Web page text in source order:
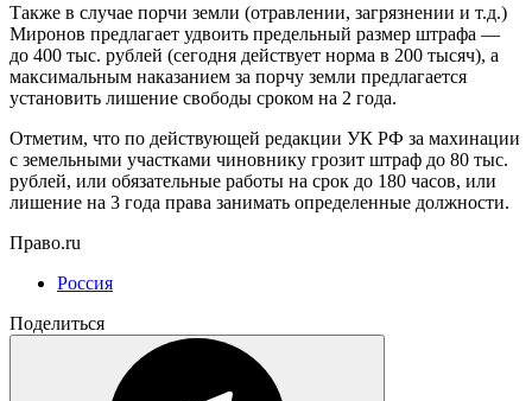
Также в случае порчи земли (отравлении, загрязнении и т.д.)
Миронов предлагает удвоить предельный размер штрафа —
до 400 тыс. рублей (сегодня действует норма в 200 тысяч), а
максимальным наказанием за порчу земли предлагается
установить лишение свободы сроком на 2 года.
Отметим, что по действующей редакции УК РФ за махинации
с земельными участками чиновнику грозит штраф до 80 тыс.
рублей, или обязательные работы на срок до 180 часов, или
лишение на 3 года права занимать определенные должности.
Право.ru
Россия
Поделиться